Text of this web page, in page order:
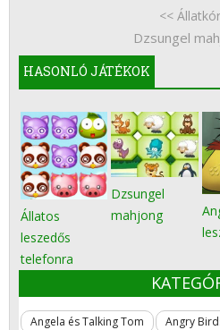
<<
Dzsungel
HASONLÓ JÁTÉKOK
Állatos
leszedős
telefonra
Dzsungel
mahjong
Angela és Talking Tom Angry